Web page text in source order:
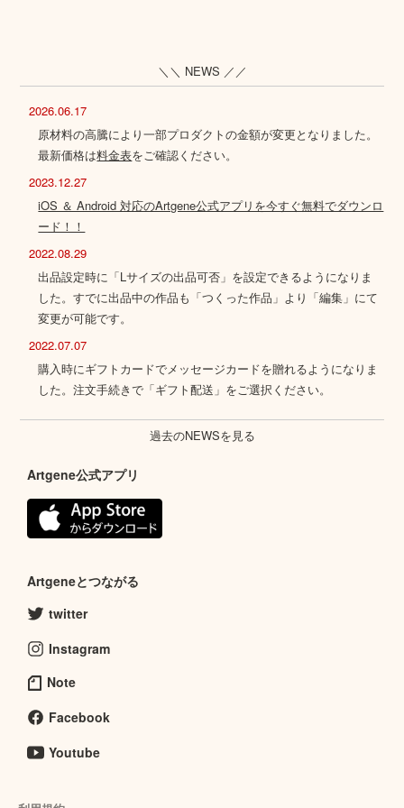
＼＼ NEWS ／／
2026.06.17
原材料の高騰により一部プロダクトの金額が変更となりました。
最新価格は料金表をご確認ください。
2023.12.27
iOS ＆ Android 対応のArtgene公式アプリを今すぐ無料でダウンロ
ード！！
2022.08.29
出品設定時に「Lサイズの出品可否」を設定できるようになりま
した。すでに出品中の作品も「つくった作品」より「編集」にて
変更が可能です。
2022.07.07
購入時にギフトカードでメッセージカードを贈れるようになりま
した。注文手続きで「ギフト配送」をご選択ください。
過去のNEWSを見る
Artgene公式アプリ
Artgeneとつながる
twitter
Instagram
Note
Facebook
Youtube